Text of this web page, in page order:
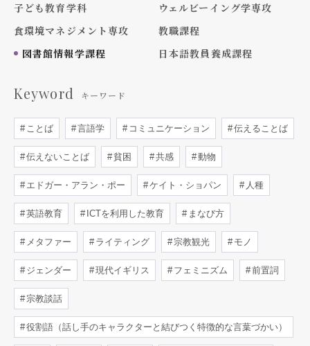
子ども教育学科
ウェルビーイング学専攻
食環境マネジメント専攻
教職課程
図書館情報学課程
日本語教員養成課程
Keyword キーワード
ことば 言語学 コミュニケーション 伝えることば
伝えないことば 貧困 共感 動物
エドガー・アラン・ポー ケイト・ショパン 人種
英語教育 ICTを利用した教育 まなび方
メタファー ライティング 宗教観光 モノ
ジェンダー 現代イギリス フェミニズム 前置詞
宗教談話
役割語（話し手のキャラクターと結びつく特徴的な言葉づかい）